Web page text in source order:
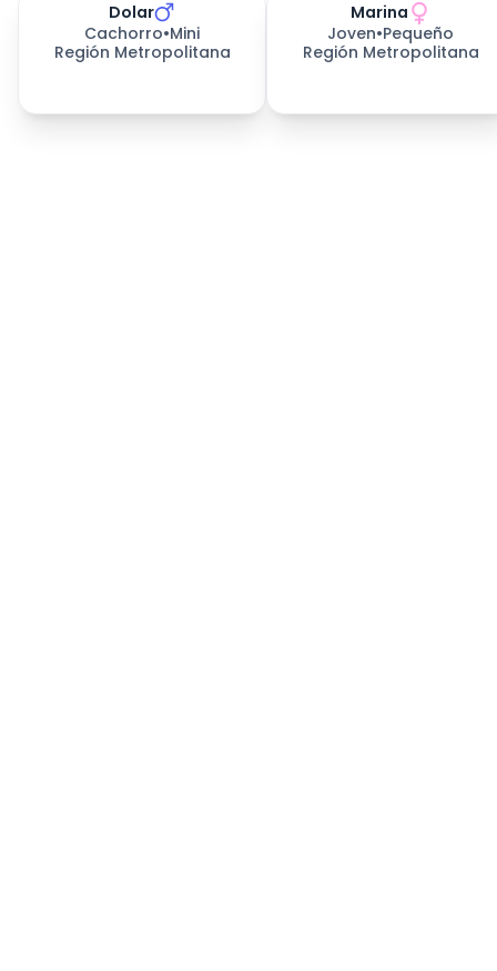
Dolar
Cachorro•Mini
Región Metropolitana
Marina
Joven•Pequeño
Región Metropolitana